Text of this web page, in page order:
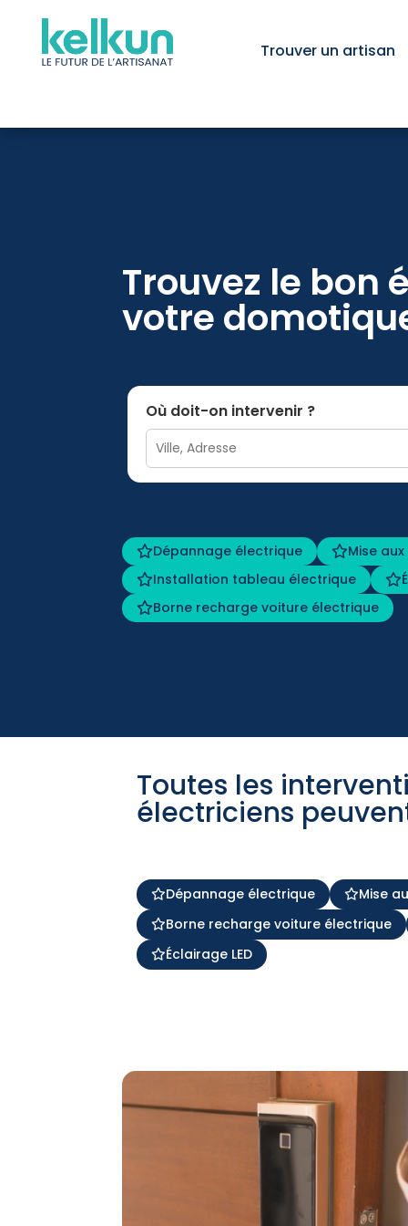
Trouver un artisan
Trouvez le bon
votre
Où doit-on intervenir ?
Dépannage électrique
Mise
Installation tableau électrique
Borne recharge voiture électrique
Toutes les
électriciens
Dépannage électrique
Mise
Borne recharge voiture électrique
Éclairage LED